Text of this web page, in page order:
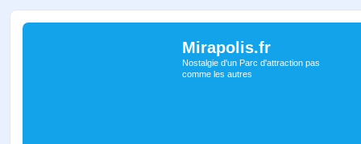
Mirapolis.fr
Nostalgie d'un Parc d'attraction pas
comme les autres